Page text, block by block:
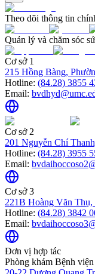
Theo dõi thông tin
Quản lý và chăm sóc
Cơ sở 1
215 Hồng Bàng,
Hotline: (84.28) 3855
Email:
Cơ sở 2
201 Nguyễn Chí
Hotline: (84.28) 3955
Email:
Cơ sở 3
221B Hoàng Văn
Hotline: (84.28) 3842
Email:
Đơn vị hợp tác
Phòng khám Bệnh